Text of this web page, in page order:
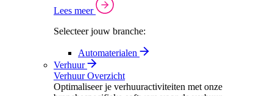
Lees meer
Selecteer jouw branche:
Automaterialen
Verhuur
Verhuur Overzicht
Optimaliseer je verhuuractiviteiten met onze